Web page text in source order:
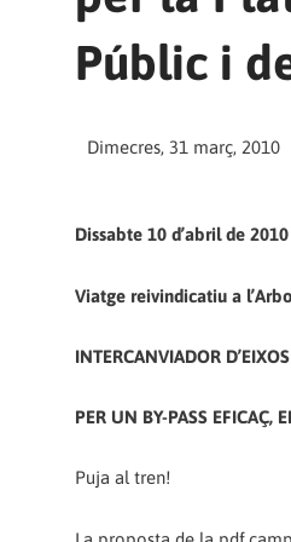
Públic i
Dimecres, 31 març, 2010
Dissabte 10 d’abril de 2010
Viatge reivindicatiu a
INTERCANVIADOR
PER UN BY-PASS EFICAÇ,
Puja al tren!